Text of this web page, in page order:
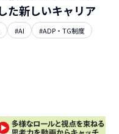
た新しいキャリア
#AI
#ADP・TG制度